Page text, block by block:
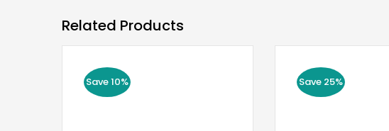
Related Products
Save 10% Save 25%